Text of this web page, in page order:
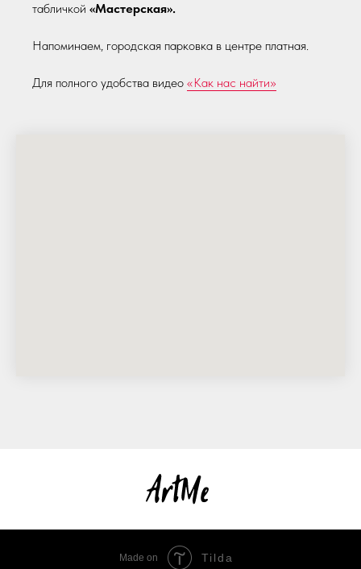
табличкой «Мастерская».
Напоминаем, городская парковка в центре платная.
Для полного удобства видео «Как нас найти»
Made on Tilda